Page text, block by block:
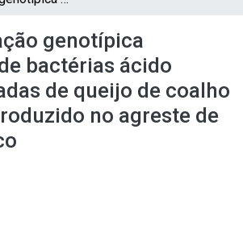
genotípica
bactérias ácido
de queijo de coalho
no agreste de